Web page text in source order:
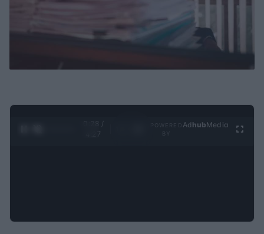
0:29 /
4:27
Ad hubMedia